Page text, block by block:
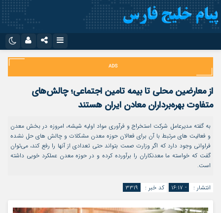
اینستاگرام
تلگرام
سروش
ایتا
آپارات
اپلیکیشن
نام کاربری یا نشانی ایمیل
رمز عبور
مرا به خاطر بسپار
از معارضین محلی تا بیمه تامین اجتماعی؛ چالش‌های
متفاوت بهره‌برداران معادن ایران هستند
به گفته مدیرعامل شرکت استخراج و فرآوری مواد اولیه شیشه، امروزه در بخش معدن
و فعالیت های مرتبط با آن برای فعالان حوزه معدن مشکلات و چالش های حل نشده
فراوانی وجود دارد که اگر وزارت صمت بتواند حتی تعدادی از آنها را رفع کند، می‌توان
گفت که خواسته ما معدنکاران را برآورده کرده و در حوزه معدن عملکرد خوبی داشته
است.
انتشار : - ۱۶:۱۷ کد خبر : ۳۳۱۹